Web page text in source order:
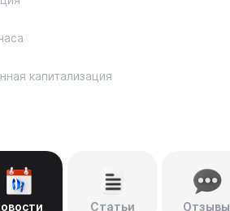
капитализация
Статьи Отзывы